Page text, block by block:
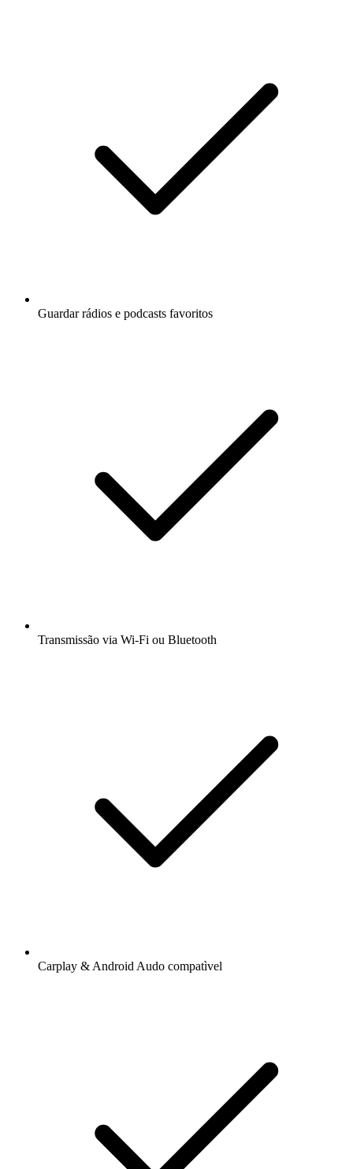
Guardar rádios e podcasts favoritos
Transmissão via Wi-Fi ou Bluetooth
Carplay & Android Audo compatìvel